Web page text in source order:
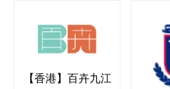
【香港】百卉九江